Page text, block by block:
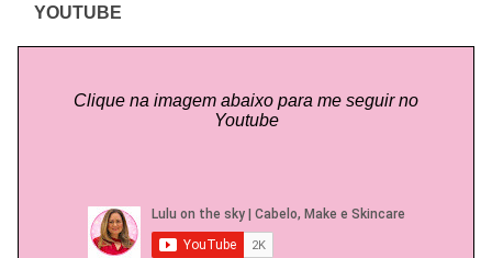
YOUTUBE
Clique na imagem abaixo para me seguir no
Youtube